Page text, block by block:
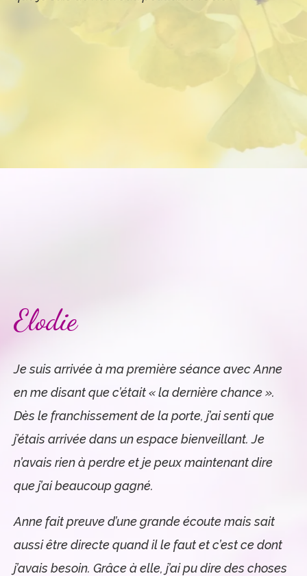
Elodie
Je suis arrivée à ma première séance avec Anne
en me disant que c’était « la dernière chance ».
Dès le franchissement de la porte, j’ai senti que
j’étais arrivée dans un espace bienveillant. Je
n’avais rien à perdre et je peux maintenant dire
que j’ai beaucoup gagné.
Anne fait preuve d’une grande écoute mais sait
aussi être directe quand il le faut et c’est ce dont
j’avais besoin. Grâce à elle, j’ai pu dire des choses